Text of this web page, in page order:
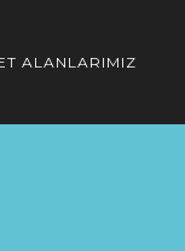
ALANLARIMIZ